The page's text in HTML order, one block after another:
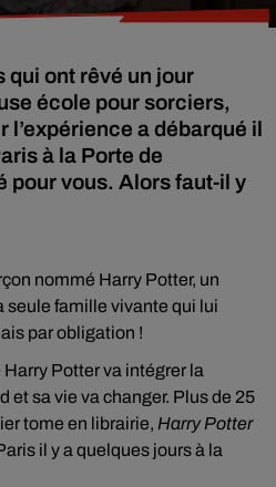
qui ont rêvé un jour
école pour sorciers,
a débarqué il
à la Porte de
pour vous. Alors faut-il y
nommé Harry Potter, un
seule famille vivante qui lui
par obligation !
Potter va intégrer la
et sa vie va changer. Plus de 25
tome en librairie, Harry Potter
il y a quelques jours à la